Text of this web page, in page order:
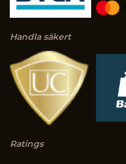
Handla säkert
Ratings